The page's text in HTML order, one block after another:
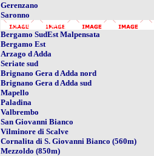
Gerenzano
Saronno
- Provincia di Bergamo
Bergamo SudEst Malpensata
Bergamo Est
Arzago d Adda
Seriate sud
Brignano Gera d Adda nord
Brignano Gera d Adda sud
Mapello
Paladina
Valbrembo
San Giovanni Bianco
Vilminore di Scalve
Cornalita di S. Giovanni Bianco (560m)
Mezzoldo (850m)